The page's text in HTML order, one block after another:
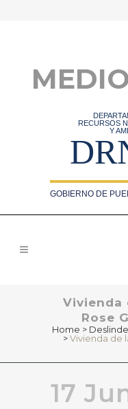
RECURSOS
Y
GOBIERNO DE
Vivienda
Rose
Home >
>Vivienda de
17